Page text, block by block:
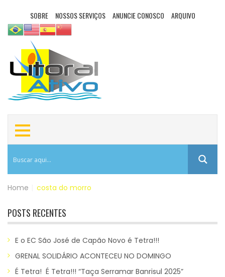
SOBRE NOSSOS SERVIÇOS ANUNCIE CONOSCO ARQUIVO
Home costa do morro
POSTS RECENTES
E o EC São José de Capão Novo é Tetra!!!
GRENAL SOLIDÁRIO ACONTECEU NO DOMINGO
É Tetra! É Tetra!!! “Taça Serramar Banrisul 2025”